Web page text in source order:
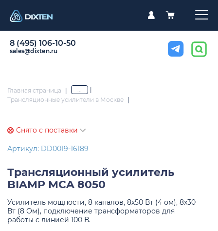
8 (495) 106-10-50
sales@dixten.ru
Главная страница | ...
Трансляционные усилители в Москве
Снято с поставки
Артикул: DD0019-16189
Трансляционный усилитель
BIAMP MCA 8050
Усилитель мощности, 8 каналов, 8х50 Вт (4 ом), 8х30
Вт (8 Ом), подключение трансформаторов для
работы с линией 100 В.